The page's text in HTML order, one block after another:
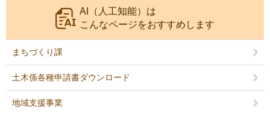
AI（人工知能）は
こんなページをおすすめします
まちづくり課
土木係各種申請書ダウンロード
地域支援事業